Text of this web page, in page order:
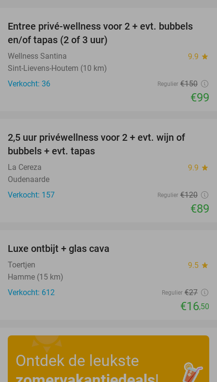
34%
Entree privé-wellness voor 2 + evt. bubbels
en/of tapas (2 of 3 uur)
Wellness Santina 9.9 star
Sint-Lievens-Houtem (10 km)
Verkocht: 36
Regulier €150
€99
2,5 uur privéwellness voor 2 + evt. wijn of
bubbels + evt. tapas
La Cereza 9.9 star
Oudenaarde
Verkocht: 157
Regulier €120
€89
Luxe ontbijt + glas cava
Toertjen 9.5 star
Hamme (15 km)
Verkocht: 612
Regulier €27
€16,50
Ontdek de leukste